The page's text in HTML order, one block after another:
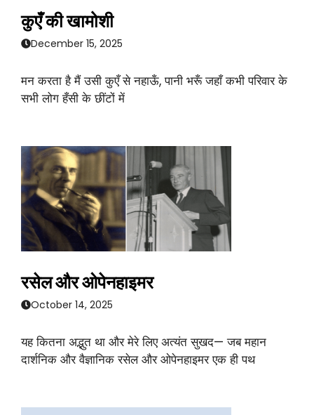
कुएँ की खामोशी
December 15, 2025
मन करता है मैं उसी कुएँ से नहाऊँ, पानी भरूँ जहाँ कभी परिवार के
सभी लोग हँसी के छींटों में
रसेल और ओपेनहाइमर
October 14, 2025
यह कितना अद्भुत था और मेरे लिए अत्यंत सुखद— जब महान
दार्शनिक और वैज्ञानिक रसेल और ओपेनहाइमर एक ही पथ